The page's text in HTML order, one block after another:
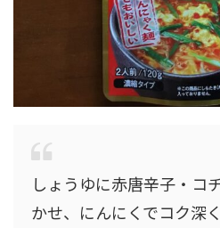
しょうゆに赤唐辛子・コ
かせ、にんにくでコク深